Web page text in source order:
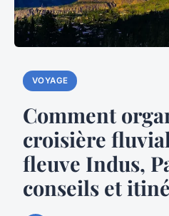
VOYAGE
Comment
croisière
fleuve Indus,
conseils et